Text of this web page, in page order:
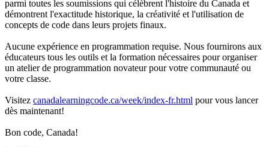
parmi toutes les soumissions qui célèbrent l'histoire du Canada et
démontrent l'exactitude historique, la créativité et l'utilisation de
concepts de code dans leurs projets finaux.
Aucune expérience en programmation requise. Nous fournirons aux
éducateurs tous les outils et la formation nécessaires pour organiser
un atelier de programmation novateur pour votre communauté ou
votre classe.
Visitez canadalearningcode.ca/week/index-fr.html pour vous lancer
dès maintenant!
Bon code, Canada!